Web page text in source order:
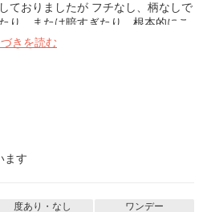
ておりましたが フチなし、柄なしで
り、または暗すぎたり、根本的にこ
い紫が見付かりませんでした。 その
付けた…!と感極まりました。普段使
は二度と出逢えないと思います。 り
り扱いして戴きたいです。
きを読む
ます
度あり・なし
ワンデー